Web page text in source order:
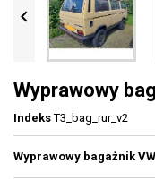

Wyprawowy
Indeks T3_bag_rur_v2
Wyprawowy bagażnik